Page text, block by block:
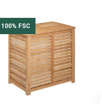
100% FSC